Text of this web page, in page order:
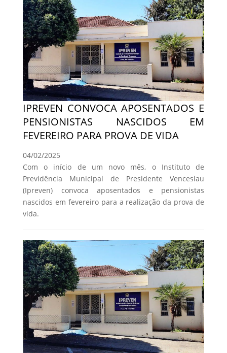
IPREVEN CONVOCA APOSENTADOS E
PENSIONISTAS NASCIDOS EM
FEVEREIRO PARA PROVA DE VIDA
04/02/2025
Com o início de um novo mês, o Instituto de
Previdência Municipal de Presidente Venceslau
(Ipreven) convoca aposentados e pensionistas
nascidos em fevereiro para a realização da prova de
vida.